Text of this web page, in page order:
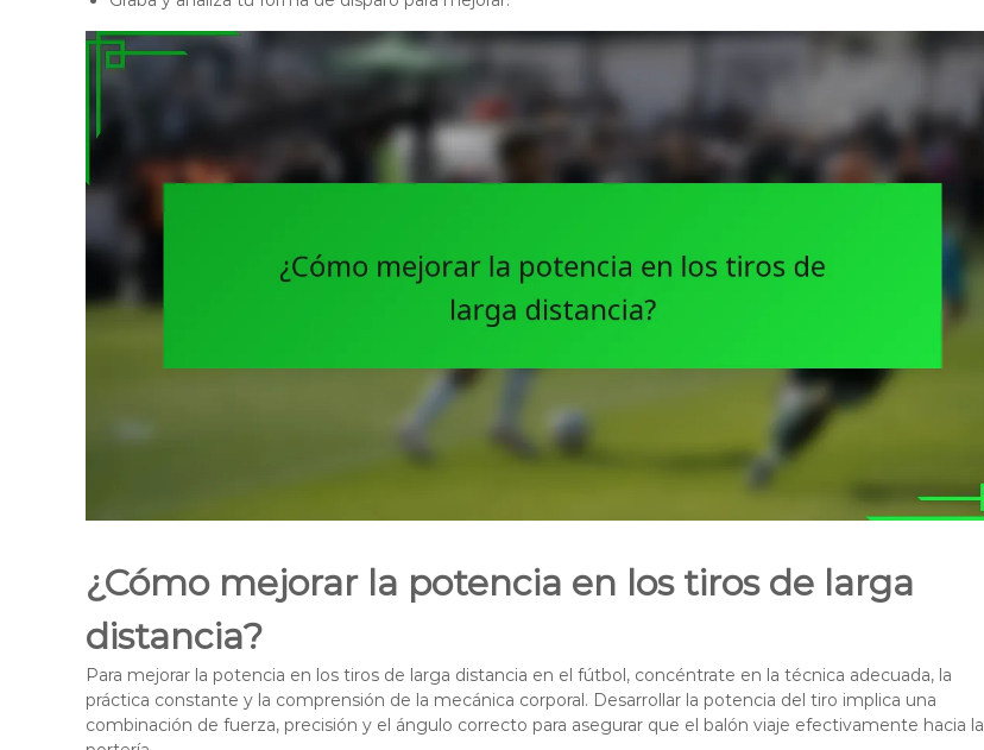
¿Cómo mejorar la potencia en los tiros de larga
distancia?
Para mejorar la potencia en los tiros de larga distancia en el fútbol, concéntrate en la técnica adecuada, la
práctica constante y la comprensión de la mecánica corporal. Desarrollar la potencia del tiro implica una
combinación de fuerza, precisión y el ángulo correcto para asegurar que el balón viaje efectivamente hacia la